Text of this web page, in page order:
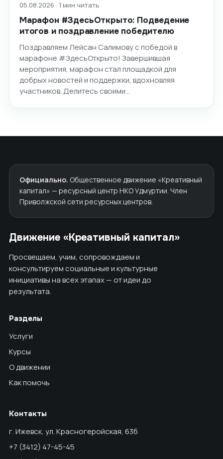
05.08.2026 · 1 мин читать
Марафон #ЗдесьОткрыто: Подведение
итогов и поздравление победителю
Поздравляем Лейсан Салимову с победой в
марафоне #ЗдесьОткрыто! Завершившая
мероприятия, марафон стал площадкой для
добрых новостей и поддержки, вдохновляя
участников. Делитесь своими…
Официально. Общественное движение «Креативный
капитал» — ресурсный центр НКО Удмуртии. Член
Приволжской сети ресурсных центров.
Движение «Креативный капитал»
Просвещаем, учим, сопровождаем и
консультируем социальные и культурные
инициативы на всех этапах — от идеи до
результата.
Разделы
Услуги
Курсы
О движении
Как помочь
Контакты
г. Ижевск, ул. Красногеройская, 63б
+7 (3412) 47-45-45